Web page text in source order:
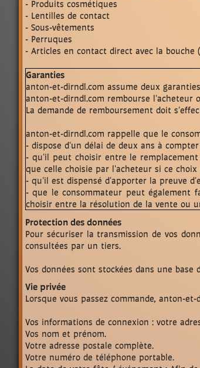
- Produits cosmétiques
- Lentilles de contact
- Sous-vêtements
- Perruques
- Articles en contact direct avec la bouche
Garanties
anton-et-dirndl.com assume deux
anton-et-dirndl.com rembourse l'acheteur
La demande de remboursement doit
anton-et-dirndl.com rappelle que le
- dispose d'un délai de deux ans à
- qu'il peut choisir entre le
que celle choisie par l'acheteur si ce
- qu'il est dispensé d'apporter la preuve
- que le consommateur peut également
choisir entre la résolution de la vente ou
Protection des données
Pour sécuriser la transmission de vos
consultées par un tiers.
Vos données sont stockées dans une
Vie privée
Lorsque vous passez commande, anton-
Vos informations de connexion : votre
Vos nom et prénom.
Votre adresse postale complète.
Votre numéro de téléphone portable.